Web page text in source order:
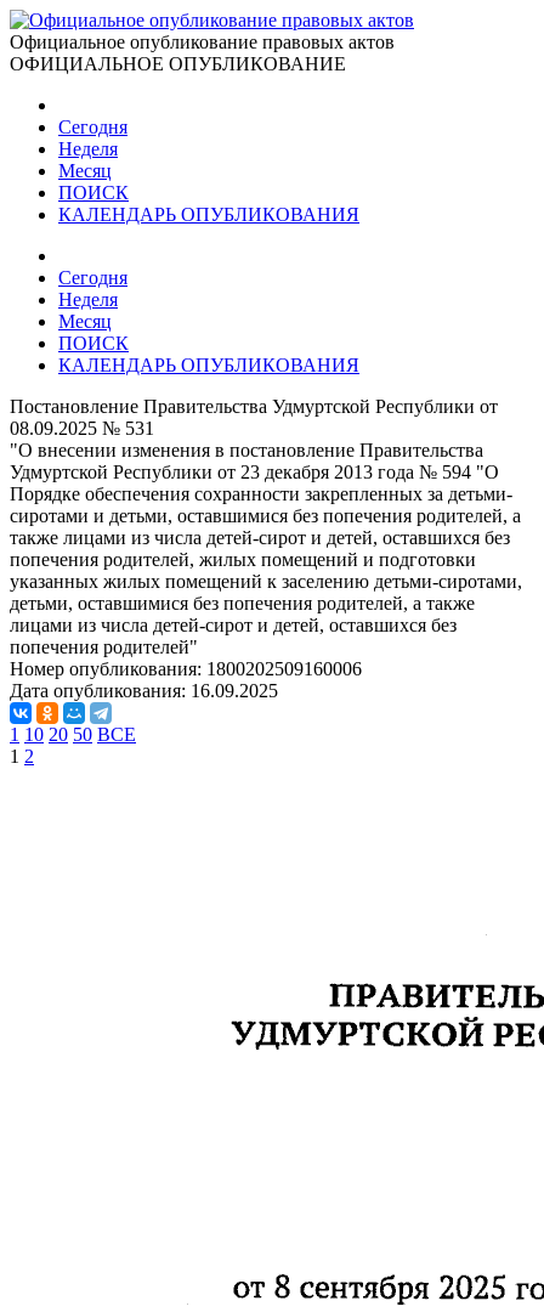
Официальное опубликование правовых актов
ОФИЦИАЛЬНОЕ ОПУБЛИКОВАНИЕ
Сегодня
Неделя
Месяц
ПОИСК
КАЛЕНДАРЬ ОПУБЛИКОВАНИЯ
Сегодня
Неделя
Месяц
ПОИСК
КАЛЕНДАРЬ ОПУБЛИКОВАНИЯ
Постановление Правительства Удмуртской Республики от
08.09.2025 № 531
"О внесении изменения в постановление Правительства
Удмуртской Республики от 23 декабря 2013 года № 594 "О
Порядке обеспечения сохранности закрепленных за детьми-
сиротами и детьми, оставшимися без попечения родителей, а
также лицами из числа детей-сирот и детей, оставшихся без
попечения родителей, жилых помещений и подготовки
указанных жилых помещений к заселению детьми-сиротами,
детьми, оставшимися без попечения родителей, а также
лицами из числа детей-сирот и детей, оставшихся без
попечения родителей"
Номер опубликования: 1800202509160006
Дата опубликования: 16.09.2025
1 10 20 50 ВСЕ
1 2